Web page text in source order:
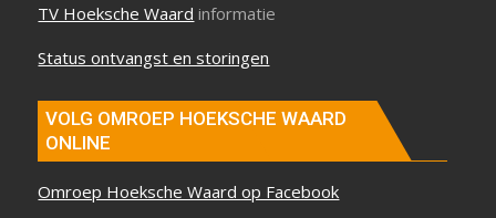
TV Hoeksche Waard informatie
Status ontvangst en storingen
VOLG OMROEP HOEKSCHE WAARD
ONLINE
Omroep Hoeksche Waard op Facebook